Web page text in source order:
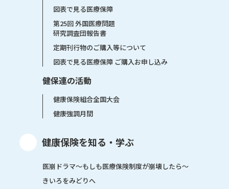
図表で見る医療保障
第25回 外国医療問題
研究調査団報告書
定期刊行物のご購入等について
図表で見る医療保障 ご購入お申し込み
健保連の活動
健康保険組合全国大会
健康強調月間
健康保険を知る・学ぶ
医崩ドラマ〜もしも医療保険制度が崩壊したら〜
きいろをみどりへ